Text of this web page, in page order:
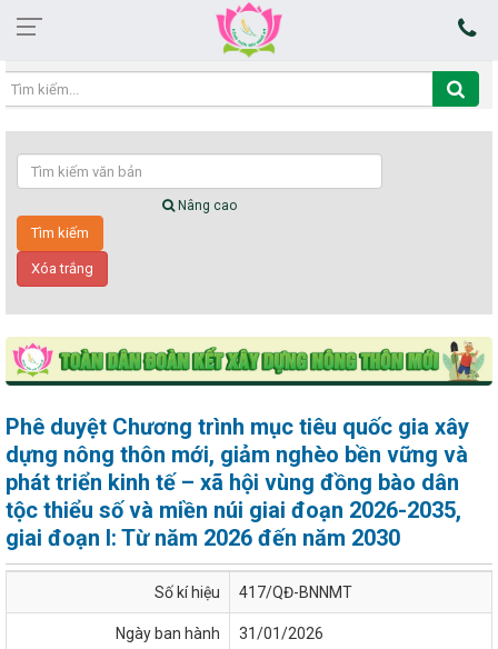
15:08:39 07/08/2026
Nâng cao
Phê duyệt Chương trình mục tiêu quốc gia xây
dựng nông thôn mới, giảm nghèo bền vững và
phát triển kinh tế – xã hội vùng đồng bào dân
tộc thiểu số và miền núi giai đoạn 2026-2035,
giai đoạn I: Từ năm 2026 đến năm 2030
Số kí hiệu 417/QĐ-BNNMT
Ngày ban hành 31/01/2026